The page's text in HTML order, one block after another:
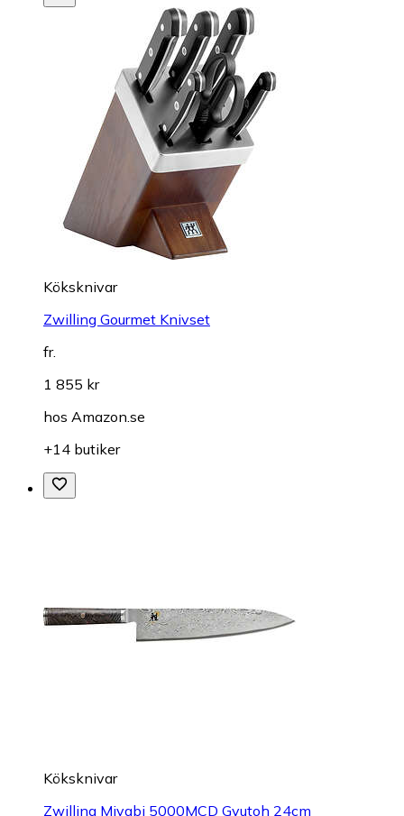
Köksknivar
Zwilling Gourmet Knivset
fr.
1 855 kr
hos Amazon.se
+14 butiker
Köksknivar
Zwilling Miyabi 5000MCD Gyutoh 24cm